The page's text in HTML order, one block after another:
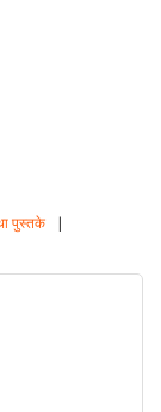
पुस्तके |